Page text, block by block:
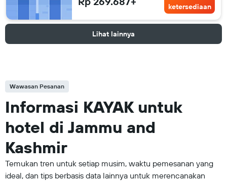
ketersediaan
Lihat lainnya
Wawasan Pesanan
Informasi KAYAK untuk
hotel di Jammu and
Kashmir
Temukan tren untuk setiap musim, waktu pemesanan yang
ideal, dan tips berbasis data lainnya untuk merencanakan